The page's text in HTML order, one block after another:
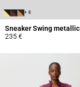
+ 8
Sneaker Swing metallic
235 €